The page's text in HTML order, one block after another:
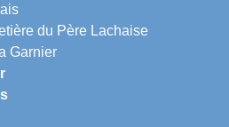
du Père Lachaise
Garnier